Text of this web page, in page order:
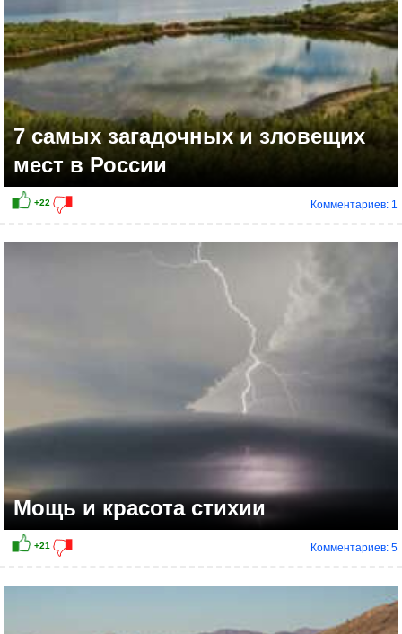
7 самых загадочных и зловещих
мест в России
Комментариев: 1
Мощь и красота стихии
Комментариев: 5